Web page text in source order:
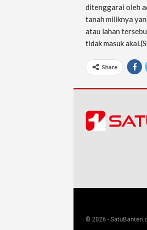
ditenggarai oleh
tanah miliknya
atau lahan
tidak masuk
Share
© 2026 -